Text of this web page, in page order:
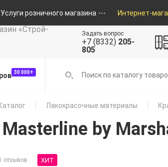
Услуги розничного магазина Интернет-
Задать вопрос
+7 (8332) 205-
805
30 000+
Лакокрасочные материалы
by
отзывов ХИТ